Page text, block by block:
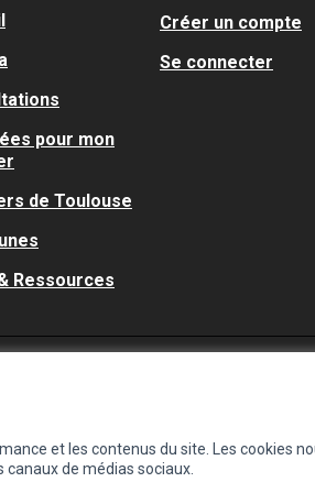
et les contenus du site. Les cookies
de médias sociaux.
pour mon
de Toulouse
Ressources
Créer un compte
Se connecter